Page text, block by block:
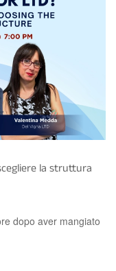
la struttura
dopo aver mangiato